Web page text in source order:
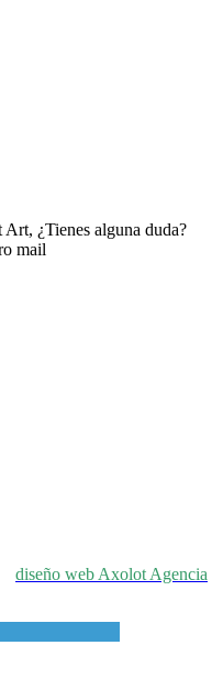
¿Tienes alguna duda?
mail
diseño web Axolot Agencia